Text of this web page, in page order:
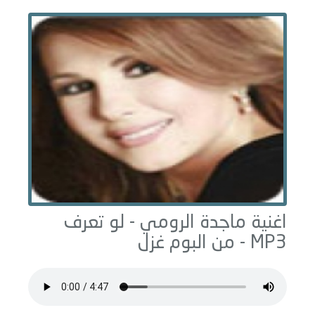
اغنية ماجدة الرومي - لو تعرف
MP3 - من البوم
غزل